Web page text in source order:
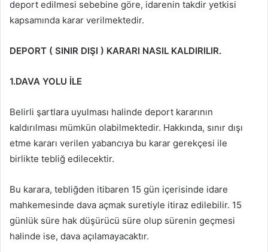
deport edilmesi sebebine göre, idarenin takdir yetkisi
kapsamında karar verilmektedir.
DEPORT ( SINIR DIŞI ) KARARI NASIL KALDIRILIR.
1.DAVA YOLU İLE
Belirli şartlara uyulması halinde deport kararının
kaldırılması mümkün olabilmektedir. Hakkında, sınır dışı
etme kararı verilen yabancıya bu karar gerekçesi ile
birlikte tebliğ edilecektir.
Bu karara, tebliğden itibaren 15 gün içerisinde idare
mahkemesinde dava açmak suretiyle itiraz edilebilir. 15
günlük süre hak düşürücü süre olup sürenin geçmesi
halinde ise, dava açılamayacaktır.